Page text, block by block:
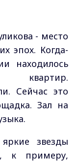
- место
эпох. Когда-
находилось
квартир.
Сейчас это
Зал на
звезды
к примеру,